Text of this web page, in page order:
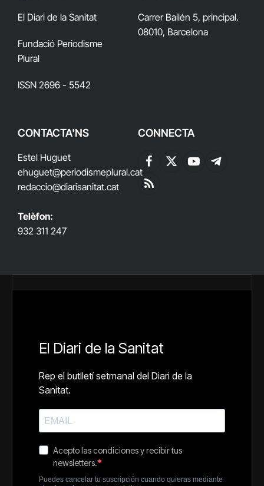
El Diari de la Sanitat
Fundació Periodisme
Plural
ISSN 2696 - 5542
Carrer Bailén 5, principal.
08010, Barcelona
CONTACTA'NS
Estel Huguet
ehuguet@periodismeplural.cat
redaccio@diarisanitat.cat
Telèfon:
932 311 247
CONNECTA
Facebook
X
YouTubeTelegram
RSS